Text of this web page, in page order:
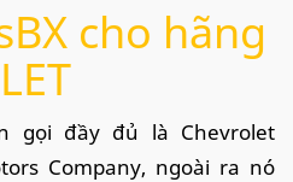
cho hãng
gọi đầy đủ là Chevrolet
Company, ngoài ra nó